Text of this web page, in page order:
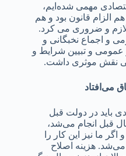
مهمی شده‌ایم،
الزام قانون بود و هم
لازم و ضروری می کرد.
و اجماع نخبگانی و
عمومی و تبیین شرایط و
نقش موثری داشت.
می‌افتاد
باید در دولت قبل
قبل انجام می‌شد،
ما نیز این کار را
می‌شد. هزینه اصلاح